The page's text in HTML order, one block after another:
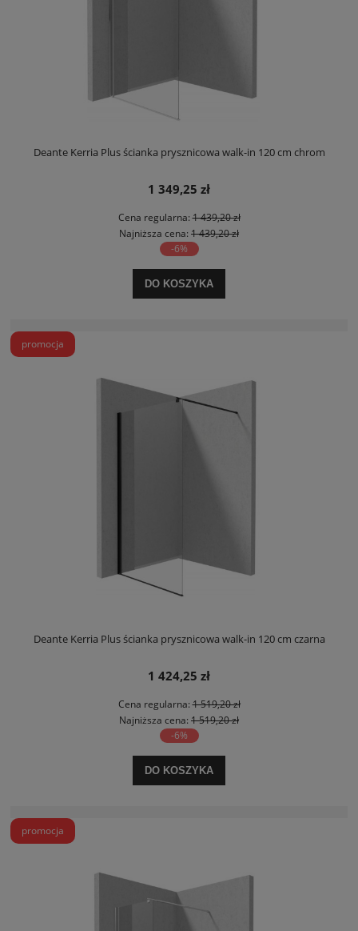
Deante Kerria Plus ścianka prysznicowa walk-in 120 cm chrom
1 349,25 zł
Cena regularna:1 439,20 zł
Najniższa cena: 1 439,20 zł
-6%
DO KOSZYKA
Deante Kerria Plus ścianka prysznicowa walk-in 120 cm czarna
1 424,25 zł
Cena regularna:1 519,20 zł
Najniższa cena: 1 519,20 zł
-6%
DO KOSZYKA
promocja
promocja